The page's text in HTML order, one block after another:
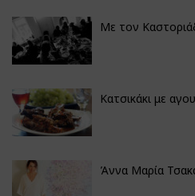
Με τον
Κατσικάκι με
Άννα Μαρία